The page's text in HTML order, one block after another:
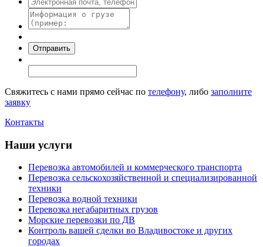
Свяжитесь с нами прямо сейчас по телефону, либо заполните
заявку
Контакты
Наши услуги
Перевозка автомобилей и коммерческого транспорта
Перевозка сельскохозяйственной и специализированной
техники
Перевозка водной техники
Перевозка негабаритных грузов
Морские перевозки по ДВ
Контроль вашей сделки во Владивостоке и других
городах